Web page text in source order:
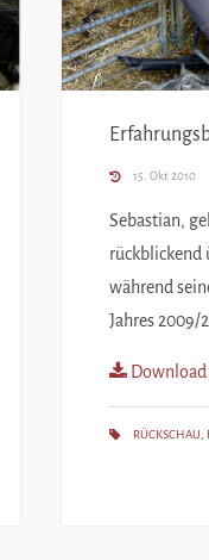
15. Okt 2010
Sebastian,
rückblickend
während
Jahres 2009/
Download
RÜCKSCHAU,